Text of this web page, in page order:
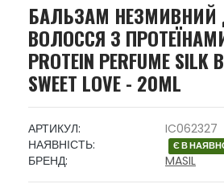
БАЛЬЗАМ
ВОЛОССЯ З
PROTEIN PERFUME SILK
SWEET LOVE - 20ML
АРТИКУЛ:
IC062327
НАЯВНІСТЬ:
Є В
БРЕНД: MASIL